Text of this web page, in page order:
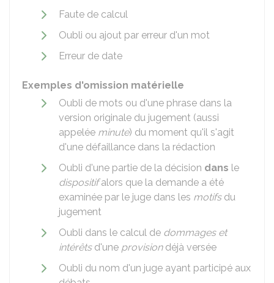
Faute de calcul
Oubli ou ajout par erreur d'un mot
Erreur de date
Exemples d'omission matérielle
Oubli de mots ou d'une phrase dans la
version originale du jugement (aussi
appelée minute) du moment qu'il s'agit
d'une défaillance dans la rédaction
Oubli d'une partie de la décision dans le
dispositifalors que la demande a été
examinée par le juge dans les motifsdu
jugement
Oubli dans le calcul de dommages et
intérêtsd'une provisiondéjà versée
Oubli du nom d'un juge ayant participé aux